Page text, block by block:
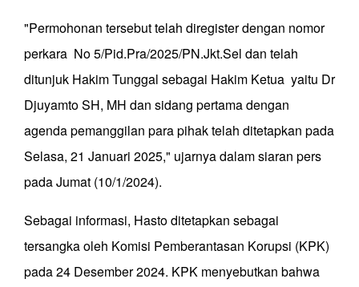
"Permohonan tersebut telah diregister dengan nomor
perkara No 5/Pid.Pra/2025/PN.Jkt.Sel dan telah
ditunjuk Hakim Tunggal sebagai Hakim Ketua yaitu Dr
Djuyamto SH, MH dan sidang pertama dengan
agenda pemanggilan para pihak telah ditetapkan pada
Selasa, 21 Januari 2025," ujarnya dalam siaran pers
pada Jumat (10/1/2024).
Sebagai informasi, Hasto ditetapkan sebagai
tersangka oleh Komisi Pemberantasan Korupsi (KPK)
pada 24 Desember 2024. KPK menyebutkan bahwa